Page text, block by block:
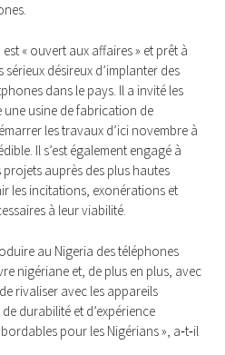
« ouvert aux affaires » et prêt à
désireux d’implanter des
dans le pays. Il a invité les
une usine de fabrication de
les travaux d’ici novembre à
Il s’est également engagé à
auprès des plus hautes
les incitations, exonérations et
à leur viabilité.
au Nigeria des téléphones
nigériane et, de plus en plus, avec
rivaliser avec les appareils
durabilité et d’expérience
pour les Nigérians », a‑t‑il